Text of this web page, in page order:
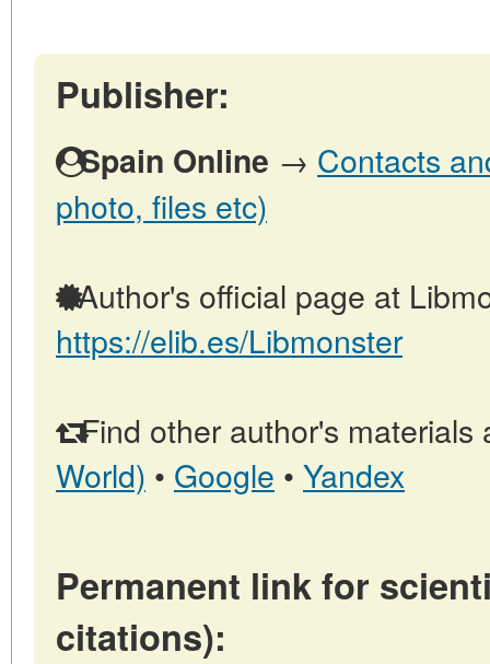
Publisher:
Spain Online → Contacts
photo, files etc)
Author's official page at
https://elib.es/Libmonster
Find other author's materials
World) • Google • Yandex
Permanent link for
citations):